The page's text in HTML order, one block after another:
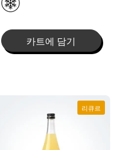
카트에 담기
리큐르